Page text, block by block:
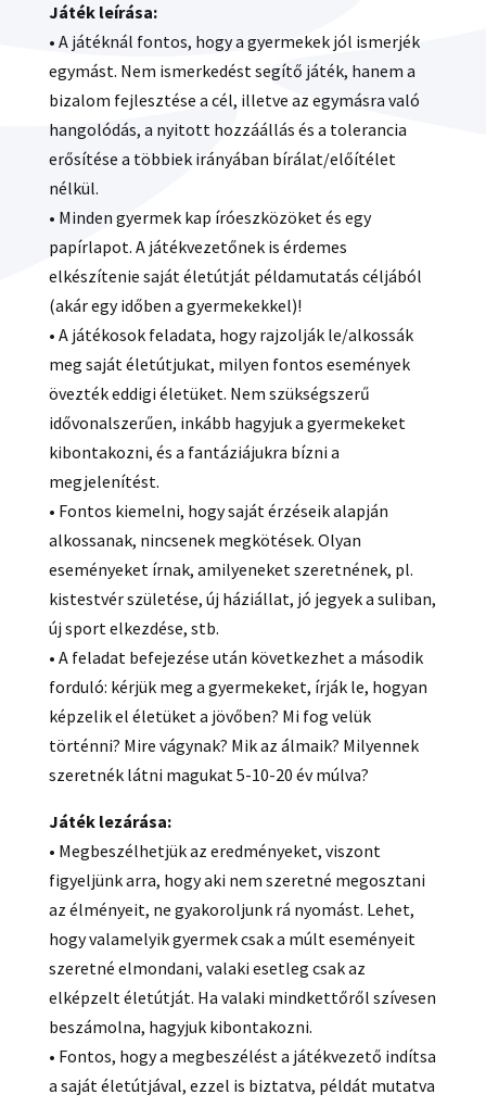
Játék leírása:
• A játéknál fontos, hogy a gyermekek jól ismerjék
egymást. Nem ismerkedést segítő játék, hanem a
bizalom fejlesztése a cél, illetve az egymásra való
hangolódás, a nyitott hozzáállás és a tolerancia
erősítése a többiek irányában bírálat/előítélet
nélkül.
• Minden gyermek kap íróeszközöket és egy
papírlapot. A játékvezetőnek is érdemes
elkészítenie saját életútját példamutatás céljából
(akár egy időben a gyermekekkel)!
• A játékosok feladata, hogy rajzolják le/alkossák
meg saját életútjukat, milyen fontos események
övezték eddigi életüket. Nem szükségszerű
idővonalszerűen, inkább hagyjuk a gyermekeket
kibontakozni, és a fantáziájukra bízni a
megjelenítést.
• Fontos kiemelni, hogy saját érzéseik alapján
alkossanak, nincsenek megkötések. Olyan
eseményeket írnak, amilyeneket szeretnének, pl.
kistestvér születése, új háziállat, jó jegyek a suliban,
új sport elkezdése, stb.
• A feladat befejezése után következhet a második
forduló: kérjük meg a gyermekeket, írják le, hogyan
képzelik el életüket a jövőben? Mi fog velük
történni? Mire vágynak? Mik az álmaik? Milyennek
szeretnék látni magukat 5-10-20 év múlva?
Játék lezárása:
• Megbeszélhetjük az eredményeket, viszont
figyeljünk arra, hogy aki nem szeretné megosztani
az élményeit, ne gyakoroljunk rá nyomást. Lehet,
hogy valamelyik gyermek csak a múlt eseményeit
szeretné elmondani, valaki esetleg csak az
elképzelt életútját. Ha valaki mindkettőről szívesen
beszámolna, hagyjuk kibontakozni.
• Fontos, hogy a megbeszélést a játékvezető indítsa
a saját életútjával, ezzel is biztatva, példát mutatva